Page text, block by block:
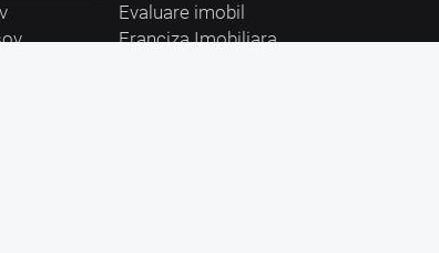
Evaluare imobil
Franciza Imobiliara